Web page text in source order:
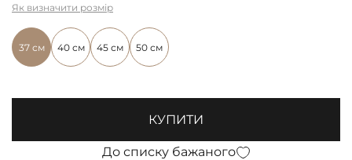
37 см 40 см 45 см 50 см
Як визначити розмір
КУПИТИ
До списку бажаного